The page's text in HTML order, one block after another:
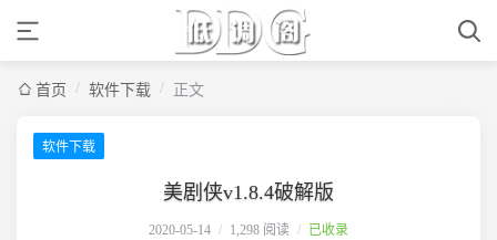
首页 / 软件下载 / 正文
软件下载
美剧侠v1.8.4破解版
2020-05-14 / 1,298 阅读 / 已收录